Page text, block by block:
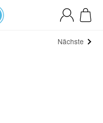
Nächste